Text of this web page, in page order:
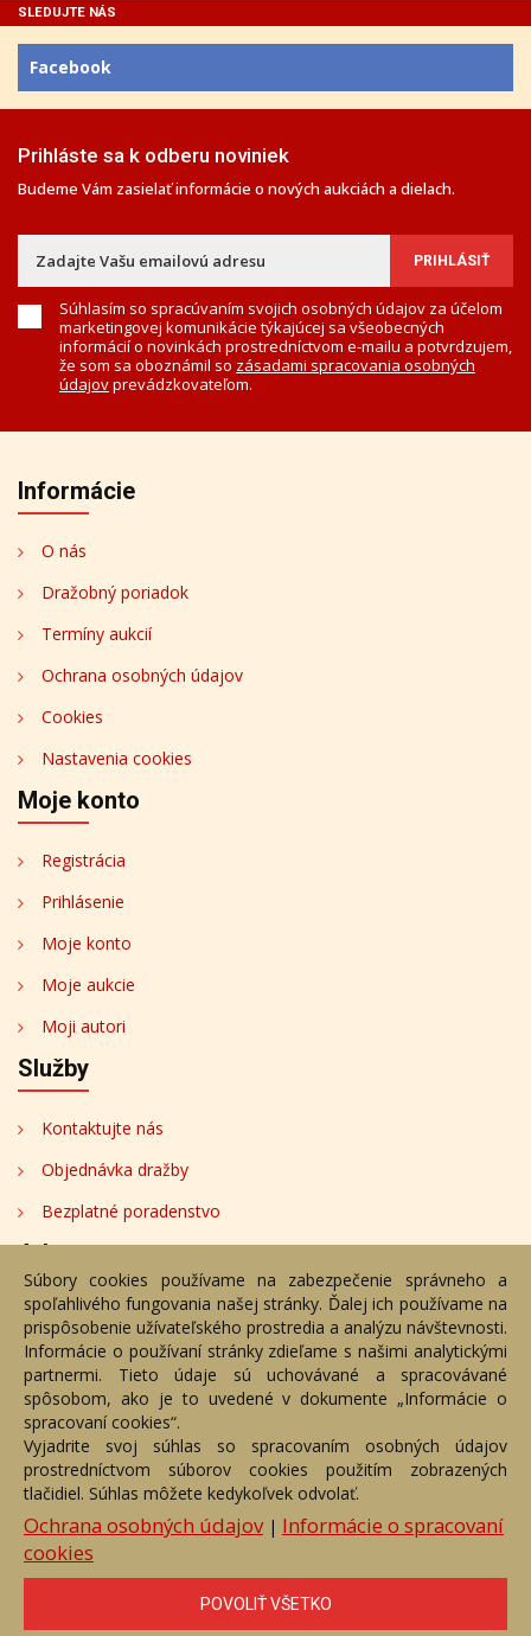
SLEDUJTE NÁS
Facebook
Prihláste sa k odberu noviniek
Budeme Vám zasielať informácie o nových aukciách a dielach.
Súhlasím so spracúvaním svojich osobných údajov za účelom
marketingovej komunikácie týkajúcej sa všeobecných
informácií o novinkách prostredníctvom e-mailu a potvrdzujem,
že som sa oboznámil so zásadami spracovania osobných
údajovprevádzkovateľom.
Informácie
O nás
Dražobný poriadok
Termíny aukcií
Ochrana osobných údajov
Cookies
Nastavenia cookies
Moje konto
Registrácia
Prihlásenie
Moje konto
Moje aukcie
Moji autori
Služby
Kontaktujte nás
Objednávka dražby
Bezplatné poradenstvo
Adresa
Nižný Hrušov 333, 094 22, Slovenská republika
+421 905 356 921
+421 905 959 101
dartesro@dartesro.sk
Hlavná stránka Aukčný katalóg
Objednávka dražby
Termíny aukcií
Online Aukcia
DARTE AUKČNÁ SPOLOČNOSŤ s.r.o. © 2007 - 2026
Akékoľvek používanie obrazových a textových súčastí tejto stránky je
podmienené výslovným súhlasom jej vlastníka. Všetky práva sú
vyhradené.
Súbory cookies používame na zabezpečenie správneho a
spoľahlivého fungovania našej stránky. Ďalej ich používame na
prispôsobenie užívateľského prostredia a analýzu návštevnosti.
Informácie o používaní stránky zdieľame s našimi analytickými
partnermi. Tieto údaje sú uchovávané a spracovávané
spôsobom, ako je to uvedené v dokumente „Informácie o
spracovaní cookies“.
Vyjadrite svoj súhlas so spracovaním osobných údajov
prostredníctvom súborov cookies použitím zobrazených
tlačidiel. Súhlas môžete kedykoľvek odvolať.
Ochrana osobných údajov| Informácie o spracovaní
cookies
POVOLIŤ VŠETKO